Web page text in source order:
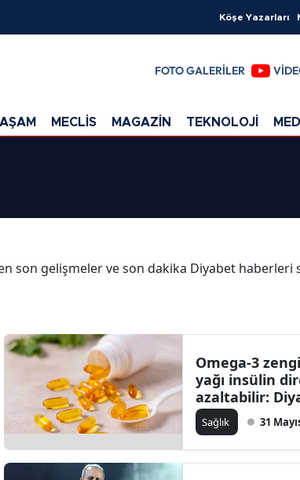
Köşe Yazarları
FOTO GALERİLER
MECLİS MAGAZİN TEKNOLOJİ
son gelişmeler ve son dakika Diyabet haberleri
Omega-3
yağı insülin
azaltabilir:
çeken sonuç
Sağlık 31